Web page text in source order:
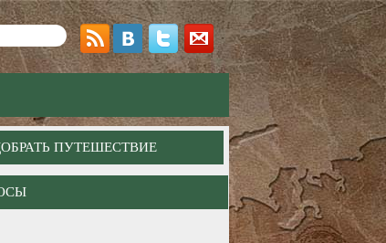
ПУТЕШЕСТВИЕ